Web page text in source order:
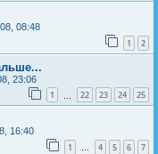
08:48
1 2
23:06
1 22 23 24 25
16:40
1 … 4 5 6 7